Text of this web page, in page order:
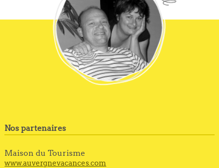
Nos partenaires
Maison du Tourisme
www.auvergnevacances.com